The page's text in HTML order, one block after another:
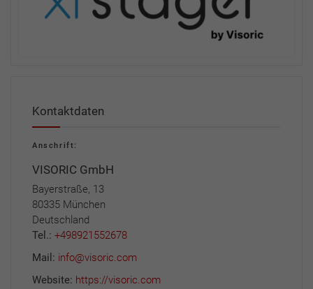
Kontaktdaten
Anschrift:
VISORIC GmbH
Bayerstraße, 13
80335 München
Deutschland
Tel.: +498921552678
Mail: info@visoric.com
Website: https://visoric.com